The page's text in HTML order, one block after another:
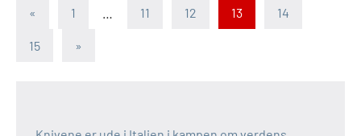
Indlægsinddeling
« Forrige1 11 12 13 14
15
Næste
»